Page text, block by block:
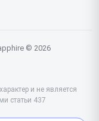
© 2026
и не является
статьи 437